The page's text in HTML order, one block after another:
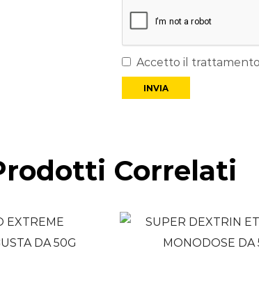
Accetto il trattamento
Correlati